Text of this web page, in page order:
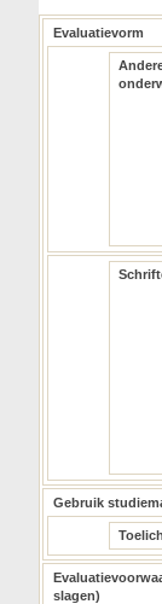
Evaluatievorm
Gebruik
slagen)